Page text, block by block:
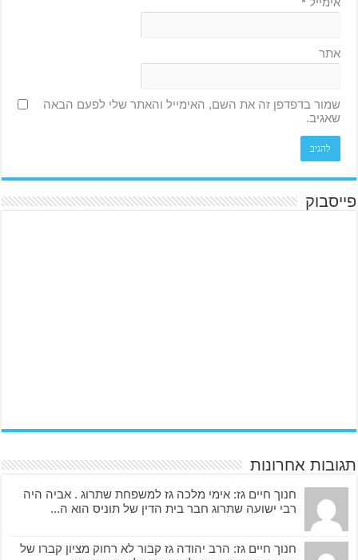
אתר
שמור בדפדפן זה את השם, האימייל והאתר שלי לפעם הבאה
שאגיב.
פייסבוק
תגובות אחרונות
חנוך חיים גז: אימי מלכה גז למשפחת שתרוג . אביה היה
רבי ישועה שתרוג חבר בית הדין של תוניס הוא ה...
חנוך חיים גז: הרב יהודה גז קבור לא רחוק מציון קברו של